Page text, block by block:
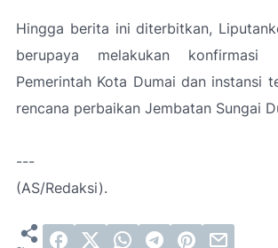
Hingga berita ini diterbitkan,
berupaya melakukan konfirmasi
Pemerintah Kota Dumai dan instansi
rencana perbaikan Jembatan Sungai
---
(AS/Redaksi).